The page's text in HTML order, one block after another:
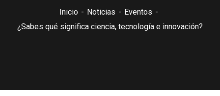
Inicio Noticias
Eventos
¿Sabes qué significa ciencia, tecnología e innovación?